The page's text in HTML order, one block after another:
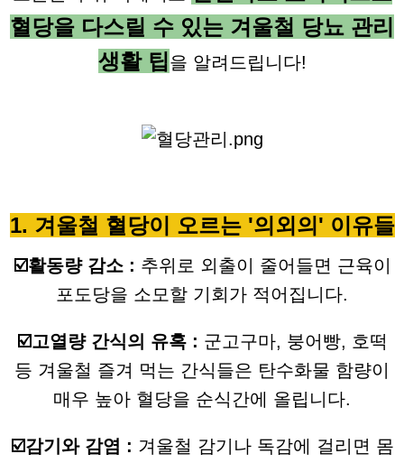
혈당을 다스릴 수 있는 겨울철 당뇨 관리
생활 팁을 알려드립니다!
1. 겨울철 혈당이 오르는 '의외의' 이유들
☑️활동량 감소 : 추위로 외출이 줄어들면 근육이
포도당을 소모할 기회가 적어집니다.
☑️고열량 간식의 유혹 : 군고구마, 붕어빵, 호떡
등 겨울철 즐겨 먹는 간식들은 탄수화물 함량이
매우 높아 혈당을 순식간에 올립니다.
☑️감기와 감염 : 겨울철 감기나 독감에 걸리면 몸